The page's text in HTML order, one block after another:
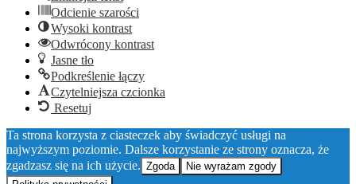
Odcienie szarości
Wysoki kontrast
Odwrócony kontrast
Jasne tło
Podkreślenie łączy
Czytelniejsza czcionka
Resetuj
Ta strona korzysta z ciasteczek aby świadczyć usługi na
najwyższym poziomie. Dalsze korzystanie ze strony oznacza, że
zgadzasz się na ich użycie. Zgoda
Nie wyrażam zgody